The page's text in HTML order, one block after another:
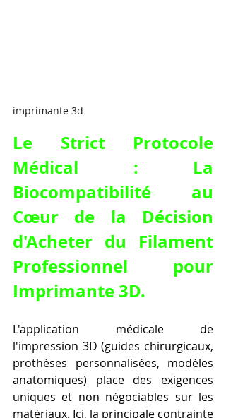
imprimante 3d
Le Strict Protocole
Médical : La
Biocompatibilité au
Cœur de la Décision
d'Acheter du Filament
Professionnel pour
Imprimante 3D.
L'application médicale de
l'impression 3D (guides chirurgicaux,
prothèses personnalisées, modèles
anatomiques) place des exigences
uniques et non négociables sur les
matériaux. Ici, la principale contrainte